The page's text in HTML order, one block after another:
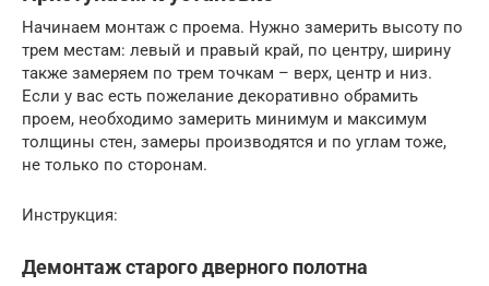
Начинаем монтаж с проема. Нужно замерить высоту по
трем местам: левый и правый край, по центру, ширину
также замеряем по трем точкам – верх, центр и низ.
Если у вас есть пожелание декоративно обрамить
проем, необходимо замерить минимум и максимум
толщины стен, замеры производятся и по углам тоже,
не только по сторонам.
Инструкция:
Демонтаж старого дверного полотна